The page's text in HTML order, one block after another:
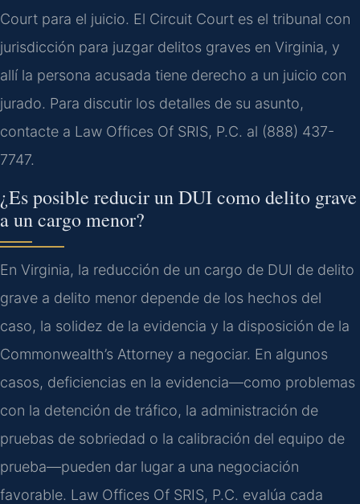
Court para el juicio. El Circuit Court es el tribunal con
jurisdicción para juzgar delitos graves en Virginia, y
allí la persona acusada tiene derecho a un juicio con
jurado. Para discutir los detalles de su asunto,
contacte a Law Offices Of SRIS, P.C. al (888) 437-
7747.
¿Es posible reducir un DUI como delito grave
a un cargo menor?
En Virginia, la reducción de un cargo de DUI de delito
grave a delito menor depende de los hechos del
caso, la solidez de la evidencia y la disposición de la
Commonwealth’s Attorney a negociar. En algunos
casos, deficiencias en la evidencia—como problemas
con la detención de tráfico, la administración de
pruebas de sobriedad o la calibración del equipo de
prueba—pueden dar lugar a una negociación
favorable. Law Offices Of SRIS, P.C. evalúa cada